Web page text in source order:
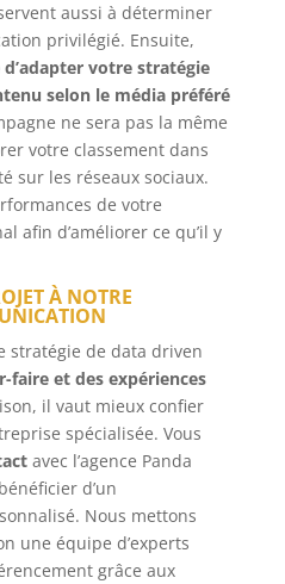
aussi à déterminer
privilégié. Ensuite,
votre stratégie
selon le média préféré
ne sera pas la même
votre classement dans
sur les réseaux sociaux.
de votre
afin d’améliorer ce qu’il y
À NOTRE
stratégie de data driven
faire et des expériences
il vaut mieux confier
spécialisée. Vous
avec l’agence Panda
d’un
Nous mettons
une équipe d’experts
grâce aux